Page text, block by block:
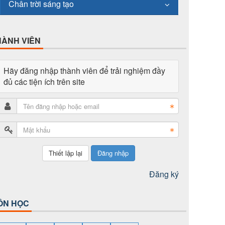
Chân trời sáng tạo
VIÊN
Hãy đăng nhập thành viên để trải nghiệm đầy
đủ các tiện ích trên site
Đăng nhập
Đăng ký
HỌC